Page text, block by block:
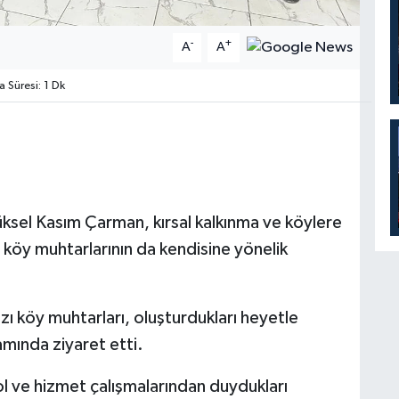
A- A+
Süresi: 1 Dk
Kasım Çarman, kırsal kalkınma ve köylere
köy muhtarlarının da kendisine yönelik
köy muhtarları, oluşturdukları heyetle
ziyaret etti.
hizmet çalışmalarından duydukları